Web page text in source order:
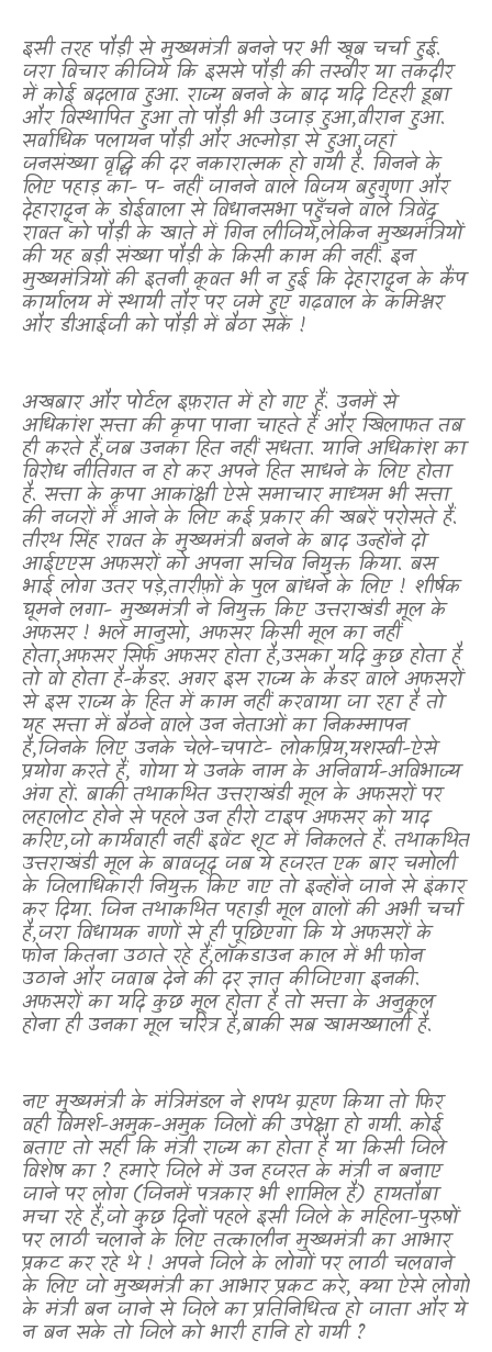
इसी तरह पौड़ी से मुख्यमंत्री बनने पर भी खूब चर्चा हुई.
जरा विचार कीजिये कि इससे पौड़ी की तस्वीर या तकदीर
में कोई बदलाव हुआ. राज्य बनने के बाद यदि टिहरी डूबा
और विस्थापित हुआ तो पौड़ी भी उजाड़ हुआ,वीरान हुआ.
सर्वाधिक पलायन पौड़ी और अल्मोड़ा से हुआ,जहां
जनसंख्या वृद्धि की दर नकारात्मक हो गयी है. गिनने के
लिए पहाड़ का- प- नहीं जानने वाले विजय बहुगुणा और
देहारादून के डोईवाला से विधानसभा पहुँचने वाले त्रिवेंद्र
रावत को पौड़ी के खाते में गिन लीजिये,लेकिन मुख्यमंत्रियों
की यह बड़ी संख्या पौड़ी के किसी काम की नहीं. इन
मुख्यमंत्रियों की इतनी कूवत भी न हुई कि देहारादून के कैंप
कार्यालय में स्थायी तौर पर जमे हुए गढ़वाल के कमिश्नर
और डीआईजी को पौड़ी में बैठा सकें !
अखबार और पोर्टल इफ़रात में हो गए हैं. उनमें से
अधिकांश सत्ता की कृपा पाना चाहते हैं और खिलाफत तब
ही करते हैं,जब उनका हित नहीं सधता. यानि अधिकांश का
विरोध नीतिगत न हो कर अपने हित साधने के लिए होता
है. सत्ता के कृपा आकांक्षी ऐसे समाचार माध्यम भी सत्ता
की नजरों में आने के लिए कई प्रकार की खबरें परोसते हैं.
तीरथ सिंह रावत के मुख्यमंत्री बनने के बाद उन्होंने दो
आईएएस अफसरों को अपना सचिव नियुक्त किया. बस
भाई लोग उतर पड़े,तारीफ़ों के पुल बांधने के लिए ! शीर्षक
घूमने लगा- मुख्यमंत्री ने नियुक्त किए उत्तराखंडी मूल के
अफसर ! भले मानुसो, अफसर किसी मूल का नहीं
होता,अफसर सिर्फ अफसर होता है,उसका यदि कुछ होता है
तो वो होता है-कैडर. अगर इस राज्य के कैडर वाले अफसरों
से इस राज्य के हित में काम नहीं करवाया जा रहा है तो
यह सत्ता में बैठने वाले उन नेताओं का निकम्मापन
है,जिनके लिए उनके चेले-चपाटे- लोकप्रिय,यशस्वी-ऐसे
प्रयोग करते हैं, गोया ये उनके नाम के अनिवार्य-अविभाज्य
अंग हों. बाकी तथाकथित उत्तराखंडी मूल के अफसरों पर
लहालोट होने से पहले उन हीरो टाइप अफसर को याद
करिए,जो कार्यवाही नहीं इवेंट शूट में निकलते हैं. तथाकथित
उत्तराखंडी मूल के बावजूद जब ये हजरत एक बार चमोली
के जिलाधिकारी नियुक्त किए गए तो इन्होंने जाने से इंकार
कर दिया. जिन तथाकथित पहाड़ी मूल वालों की अभी चर्चा
है,जरा विधायक गणों से ही पूछिएगा कि ये अफसरों के
फोन कितना उठाते रहे हैं,लॉकडाउन काल में भी फोन
उठाने और जवाब देने की दर ज्ञात कीजिएगा इनकी.
अफसरों का यदि कुछ मूल होता है तो सत्ता के अनुकूल
होना ही उनका मूल चरित्र है,बाकी सब खामख्याली है.
नए मुख्यमंत्री के मंत्रिमंडल ने शपथ ग्रहण किया तो फिर
वही विमर्श-अमुक-अमुक जिलों की उपेक्षा हो गयी. कोई
बताए तो सही कि मंत्री राज्य का होता है या किसी जिले
विशेष का ? हमारे जिले में उन हजरत के मंत्री न बनाए
जाने पर लोग (जिनमें पत्रकार भी शामिल हैं) हायतौबा
मचा रहे हैं,जो कुछ दिनों पहले इसी जिले के महिला-पुरुषों
पर लाठी चलाने के लिए तत्कालीन मुख्यमंत्री का आभार
प्रकट कर रहे थे ! अपने जिले के लोगों पर लाठी चलवाने
के लिए जो मुख्यमंत्री का आभार प्रकट करे,क्या ऐसे लोगों
के मंत्री बन जाने से जिले का प्रतिनिधित्व हो जाता और ये
न बन सके तो जिले को भारी हानि हो गयी ?